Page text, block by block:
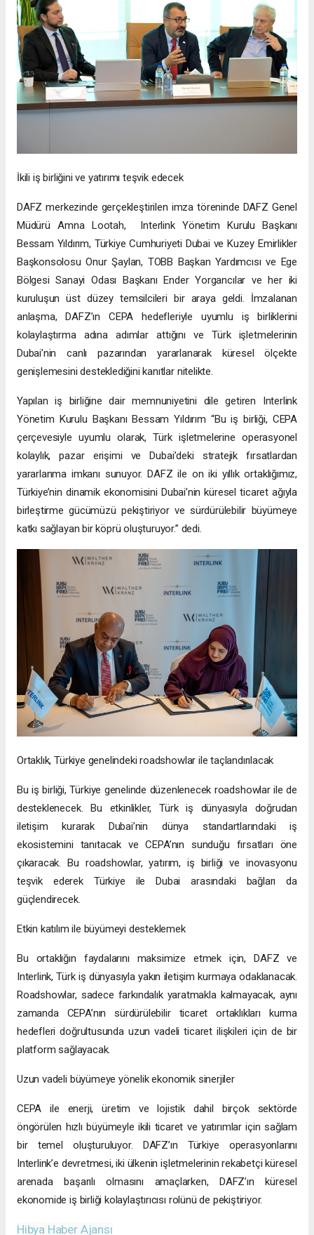
İkili iş birliğini ve yatırımı teşvik edecek
DAFZ merkezinde gerçekleştirilen imza töreninde DAFZ Genel
Müdürü Amna Lootah, Interlink Yönetim Kurulu Başkanı
Bessam Yıldırım, Türkiye Cumhuriyeti Dubai ve Kuzey Emirlikler
Başkonsolosu Onur Şaylan, TOBB Başkan Yardımcısı ve Ege
Bölgesi Sanayi Odası Başkanı Ender Yorgancılar ve her iki
kuruluşun üst düzey temsilcileri bir araya geldi. İmzalanan
anlaşma, DAFZ’ın CEPA hedefleriyle uyumlu iş birliklerini
kolaylaştırma adına adımlar attığını ve Türk işletmelerinin
Dubai’nin canlı pazarından yararlanarak küresel ölçekte
genişlemesini desteklediğini kanıtlar nitelikte.
Yapılan iş birliğine dair memnuniyetini dile getiren Interlink
Yönetim Kurulu Başkanı Bessam Yıldırım “Bu iş birliği, CEPA
çerçevesiyle uyumlu olarak, Türk işletmelerine operasyonel
kolaylık, pazar erişimi ve Dubai’deki stratejik fırsatlardan
yararlanma imkanı sunuyor. DAFZ ile on iki yıllık ortaklığımız,
Türkiye’nin dinamik ekonomisini Dubai’nin küresel ticaret ağıyla
birleştirme gücümüzü pekiştiriyor ve sürdürülebilir büyümeye
katkı sağlayan bir köprü oluşturuyor.” dedi.
Ortaklık, Türkiye genelindeki roadshowlar ile taçlandırılacak
Bu iş birliği, Türkiye genelinde düzenlenecek roadshowlar ile de
desteklenecek. Bu etkinlikler, Türk iş dünyasıyla doğrudan
iletişim kurarak Dubai’nin dünya standartlarındaki iş
ekosistemini tanıtacak ve CEPA’nın sunduğu fırsatları öne
çıkaracak. Bu roadshowlar, yatırım, iş birliği ve inovasyonu
teşvik ederek Türkiye ile Dubai arasındaki bağları da
güçlendirecek.
Etkin katılım ile büyümeyi desteklemek
Bu ortaklığın faydalarını maksimize etmek için, DAFZ ve
Interlink, Türk iş dünyasıyla yakın iletişim kurmaya odaklanacak.
Roadshowlar, sadece farkındalık yaratmakla kalmayacak, aynı
zamanda CEPA’nın sürdürülebilir ticaret ortaklıkları kurma
hedefleri doğrultusunda uzun vadeli ticaret ilişkileri için de bir
platform sağlayacak.
Uzun vadeli büyümeye yönelik ekonomik sinerjiler
CEPA ile enerji, üretim ve lojistik dahil birçok sektörde
öngörülen hızlı büyümeyle ikili ticaret ve yatırımlar için sağlam
bir temel oluşturuluyor. DAFZ’ın Türkiye operasyonlarını
Interlink’e devretmesi, iki ülkenin işletmelerinin rekabetçi küresel
arenada başarılı olmasını amaçlarken, DAFZ’ın küresel
ekonomide iş birliği kolaylaştırıcısı rolünü de pekiştiriyor.
Hibya Haber Ajansı